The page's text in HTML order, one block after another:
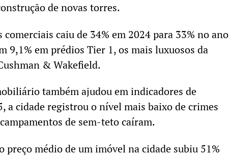
de novas torres.
comerciais caiu de 34% em 2024 para 33% no ano
9,1% em prédios Tier 1, os mais luxuosos da
& Wakefield.
também ajudou em indicadores de
a cidade registrou o nível mais baixo de crimes
de sem-teto caíram.
preço médio de um imóvel na cidade subiu 51%